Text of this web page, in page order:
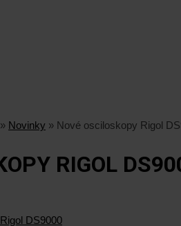
» Novinky » Nové osciloskopy Rigol
RIGOL